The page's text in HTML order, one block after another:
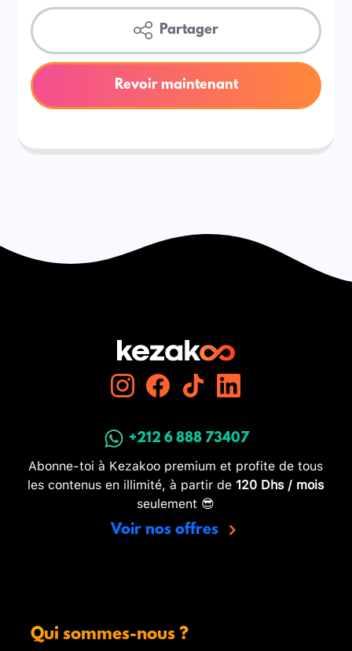
Partager
Revoir maintenant
+212 6 888 73407
Abonne-toi à Kezakoo premium et profite de tous
les contenus en illimité, à partir de 120 Dhs / mois
seulement 😎
Voir nos offres
Qui sommes-nous ?